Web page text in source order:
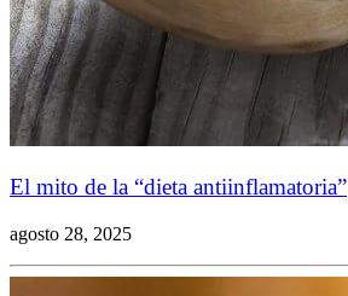
El mito de la “dieta antiinflamatoria”
agosto 28, 2025